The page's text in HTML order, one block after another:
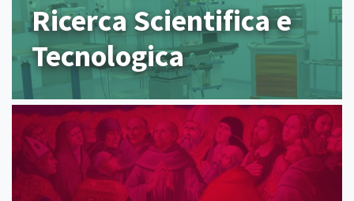
Ricerca Scientifica e
Tecnologica